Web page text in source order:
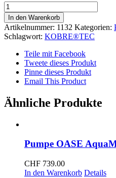
KOBRE®TEC
FLOW
CONTROL
Pumpe
15000,
Serie
Menge
In den Warenkorb
Artikelnummer: 1132 Kategorien:
Schlagwort: KOBRE®TEC
Teile mit Facebook
Tweete dieses Produkt
Pinne dieses Produkt
Email This Product
Ähnliche Produkte
Pumpe OASE
CHF 739.00
In den Warenkorb Details